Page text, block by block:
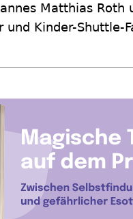
Matthias Roth
und Kinder-Shuttle-